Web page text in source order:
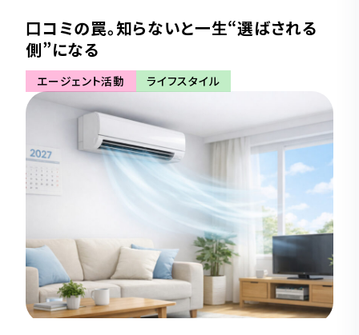
口コミの罠。知らないと一生“選ばされる
側”になる
エージェント活動 ライフスタイル